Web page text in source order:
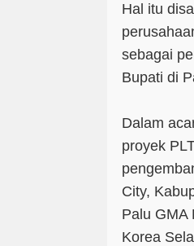
Hal itu
sebagai
Bupati di
Dalam
proyek
City,
Palu GMA
Korea